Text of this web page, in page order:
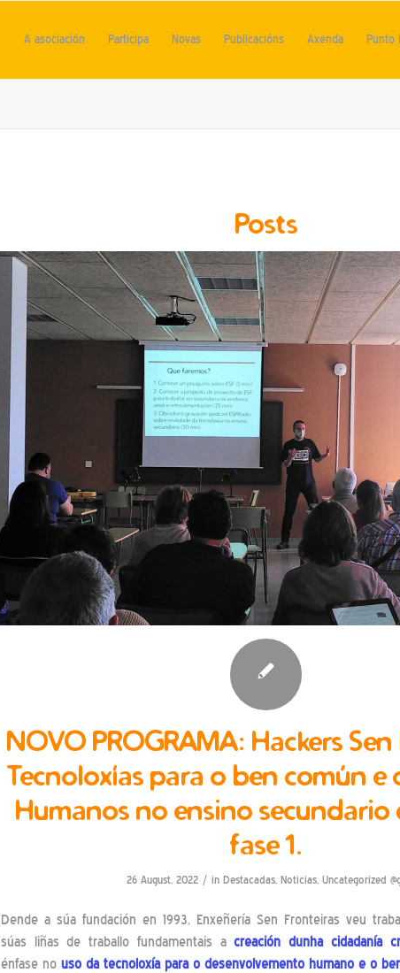
A asociación Participa Novas Publicacións Axenda Punto
Posts
NOVO PROGRAMA: Hackers
Tecnoloxías para o ben común e
Humanos no ensino secundario
fase 1.
26 August, 2022 / in Destacadas, Noticias, Uncategorized
Dende a súa fundación en 1993, Enxeñería Sen Fronteiras veu
súas liñas de traballo fundamentais acreación dunha cidadanía
énfase no uso da tecnoloxía para o desenvolvemento humano e o